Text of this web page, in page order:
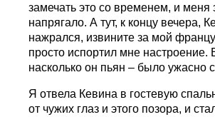
замечать это со временем, и меня
напрягало. А тут, к концу вечера,
нажрался, извините за мой
просто испортил мне настроение.
насколько он пьян – было ужасно
Я отвела Кевина в гостевую
от чужих глаз и этого позора, и